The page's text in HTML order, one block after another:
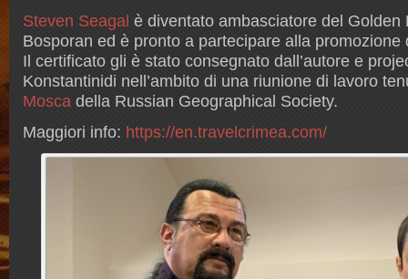
Steven Seagal è diventato ambasciatore del Golden
Bosporan ed è pronto a partecipare alla promozione
Il certificato gli è stato consegnato dall’autore e
Konstantinidi nell’ambito di una riunione di lavoro
Mosca della Russian Geographical Society.
Maggiori info: https://en.travelcrimea.com/